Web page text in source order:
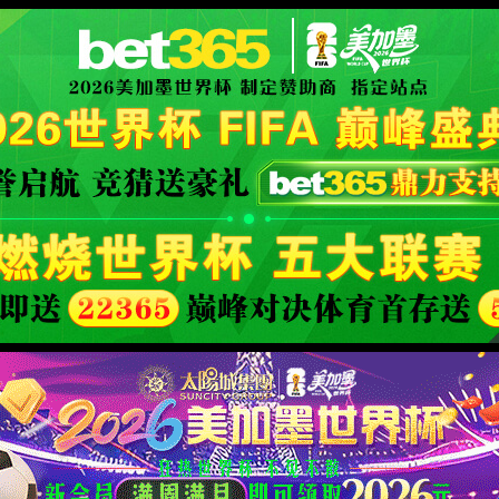
Service Temporarily
openresty
XML 地图